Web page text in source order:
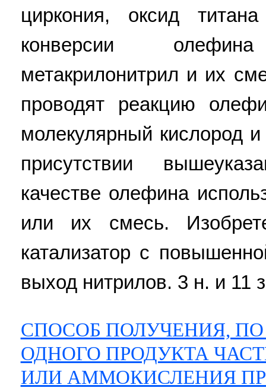
циркония, оксид
конверсии
метакрилонитрил и их
проводят реакцию
молекулярный кислород
присутствии
качестве олефина
или их смесь.
катализатор с
выход нитрилов. 3 н. и 11
СПОСОБ ПОЛУЧЕНИЯ,
ОДНОГО ПРОДУКТА
ИЛИ АММОКИСЛЕНИЯ